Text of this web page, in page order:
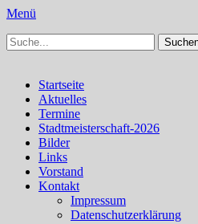
Menü
Schachfreunde Bürstadt
Schachfreunde im Web
Suchen
nach:
Primäres
Menü
Zum
Inhalt
springen
Startseite
Aktuelles
Termine
Stadtmeisterschaft-2026
Bilder
Links
Vorstand
Kontakt
Impressum
Datenschutzerklärung